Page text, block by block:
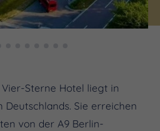
Sterne Hotel liegt in
Deutschlands. Sie erreichen
von der A9 Berlin-